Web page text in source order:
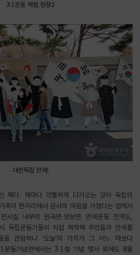
3·1운동 체험 현장2
대한독립 만세!
해다. 해마다 각별하게 다가오는 것이 독립의
족이 한자리에서 감사의 마음을 가졌다는 점에서
시실 내부의 원곡면·양성면 만세운동 전개도,
독립운동가들이 직접 제작해 주민들과 만세를
관람하니 ‘오늘’의 가치가 그 어느 때보다
운동기념관에서는 3·1절 기념 행사 외에도 8월